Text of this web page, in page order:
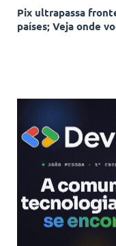
Pix ultrapassa
países; Veja onde